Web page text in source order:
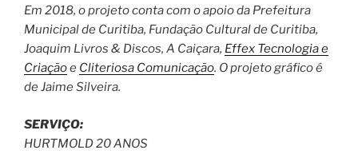
Em 2018, o projeto conta com o apoio da Prefeitura
Municipal de Curitiba, Fundação Cultural de Curitiba,
Joaquim Livros & Discos, A Caiçara, Effex Tecnologia e
Criaçãoe Cliteriosa Comunicação. O projeto gráfico é
de Jaime Silveira.
SERVIÇO:
HURTMOLD 20 ANOS